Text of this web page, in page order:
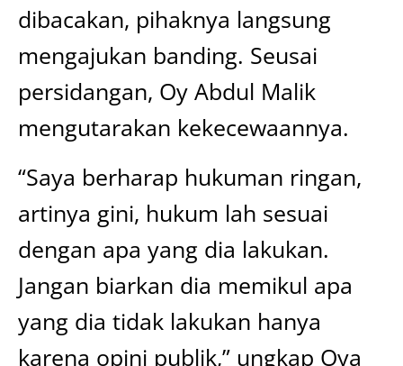
dibacakan, pihaknya langsung
mengajukan banding. Seusai
persidangan, Oy Abdul Malik
mengutarakan kekecewaannya.
“Saya berharap hukuman ringan,
artinya gini, hukum lah sesuai
dengan apa yang dia lakukan.
Jangan biarkan dia memikul apa
yang dia tidak lakukan hanya
karena opini publik,” ungkap Oya